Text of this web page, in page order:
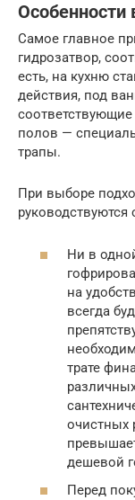
Особенности
Самое главное
гидрозатвор,
есть, на кухню
действия, под
полов —
трапы.
При выборе
Ни в
на
всегда
трате
очистных
дешевой
Перед